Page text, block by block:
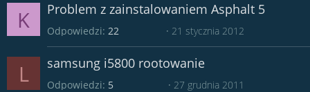
K Problem z zainstalowaniem Asphalt 5
Odpowiedzi 22 21 stycznia 2012
L samsung i5800 rootowanie
Odpowiedzi 5 27 grudnia 2011